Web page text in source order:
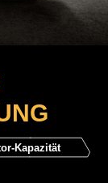
Kapazität